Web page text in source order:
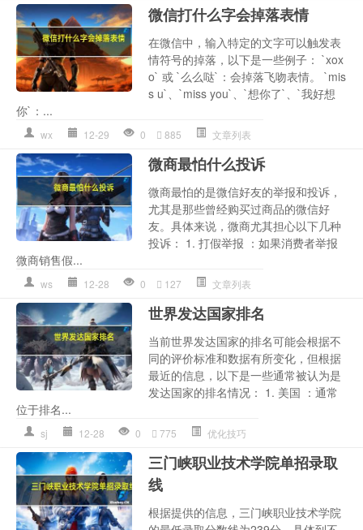
微信打什么字会掉落表情
在微信中，输入特定的文字可以触发表
情符号的掉落，以下是一些例子： `xox
o` 或 `么么哒`：会掉落飞吻表情。 `mis
s u`、`miss you`、`想你了`、`我好想
你`：...
wx 12-29 0 885 文章列表
微商最怕什么投诉
微商最怕的是微信好友的举报和投诉，
尤其是那些曾经购买过商品的微信好
友。具体来说，微商尤其担心以下几种
投诉： 1. 打假举报 ：如果消费者举报
微商销售假...
ws 12-28 0 127 文章列表
世界发达国家排名
当前世界发达国家的排名可能会根据不
同的评价标准和数据有所变化，但根据
最近的信息，以下是一些通常被认为是
发达国家的排名情况： 1. 美国 ：通常
位于排名...
sj 12-28 0 775 优化技巧
三门峡职业技术学院单招录取
线
根据提供的信息，三门峡职业技术学院